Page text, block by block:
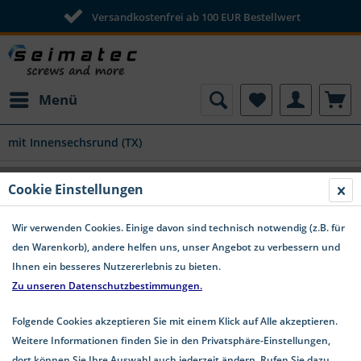
Versandkostenfrei ab 100 EUR Bestellwert
Menü
mit Innensechsrund (TX)
Linsenkopf Blechschrauben mit
Innensechsrund TX Edelstahl A4 ISO
14585
Cookie Einstellungen
Wir verwenden Cookies. Einige davon sind technisch notwendig (z.B. für
den Warenkorb), andere helfen uns, unser Angebot zu verbessern und
Ihnen ein besseres Nutzererlebnis zu bieten.
Zu unseren Datenschutzbestimmungen.
Folgende Cookies akzeptieren Sie mit einem Klick auf Alle akzeptieren.
Weitere Informationen finden Sie in den Privatsphäre-Einstellungen,